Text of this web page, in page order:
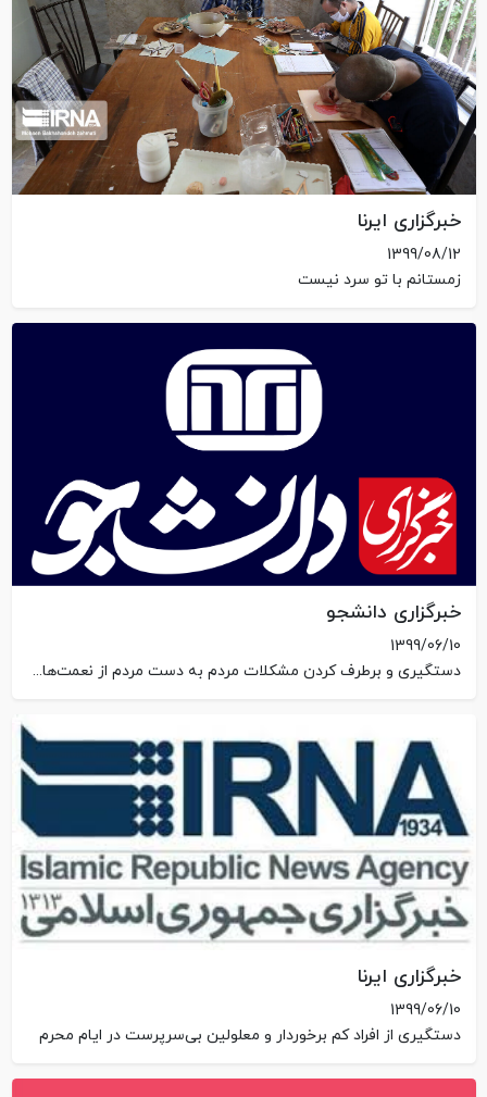
خبرگزاری ایرنا
1399/08/12
زمستانم با تو سرد نیست
خبرگزاری دانشجو
1399/06/10
دستگیری و برطرف کردن مشکلات مردم به دست مردم از نعمت‌های الهی است
خبرگزاری ایرنا
1399/06/10
دستگیری از افراد کم برخوردار و معلولین بی‌سرپرست در ایام محرم